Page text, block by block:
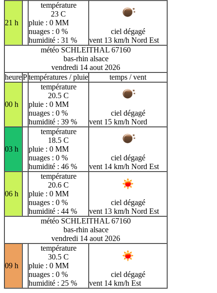
21 h
température
23 C
pluie : 0 MM
nuages : 0 %
humidité : 31 %
ciel dégagé
vent 13 km/h Nord Est
météo SCHLEITHAL 67160
bas-rhin alsace
vendredi 14 aout 2026
heurePtempératures / pluie temps / vent
00 h
température
20.5 C
pluie : 0 MM
nuages : 0 %
humidité : 39 %
ciel dégagé
vent 15 km/h Nord
03 h
température
18.5 C
pluie : 0 MM
nuages : 0 %
humidité : 46 %
ciel dégagé
vent 14 km/h Nord Est
06 h
température
20.6 C
pluie : 0 MM
nuages : 0 %
humidité : 44 %
ciel dégagé
vent 13 km/h Nord Est
météo SCHLEITHAL 67160
bas-rhin alsace
vendredi 14 aout 2026
09 h
température
30.5 C
pluie : 0 MM
nuages : 0 %
humidité : 25 %
ciel dégagé
vent 14 km/h Est